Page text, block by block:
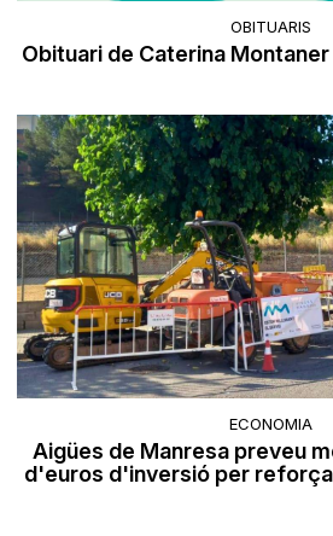
OBITUARIS
Obituari de Caterina
ECONOMIA
Aigües de Manresa preveu
d'euros d'inversió per